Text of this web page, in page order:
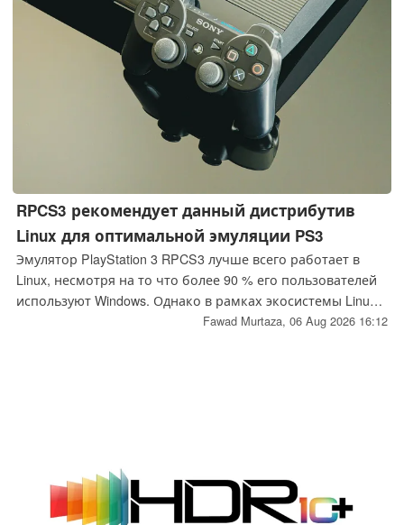
RPCS3 рекомендует данный дистрибутив
Linux для оптимальной эмуляции PS3
Эмулятор PlayStation 3 RPCS3 лучше всего работает в
Linux, несмотря на то что более 90 % его пользователей
используют Windows. Однако в рамках экосистемы Linux
разработчики RPCS3 рекомендуют конкретный
Fawad Murtaza, 06 Aug 2026 16:12